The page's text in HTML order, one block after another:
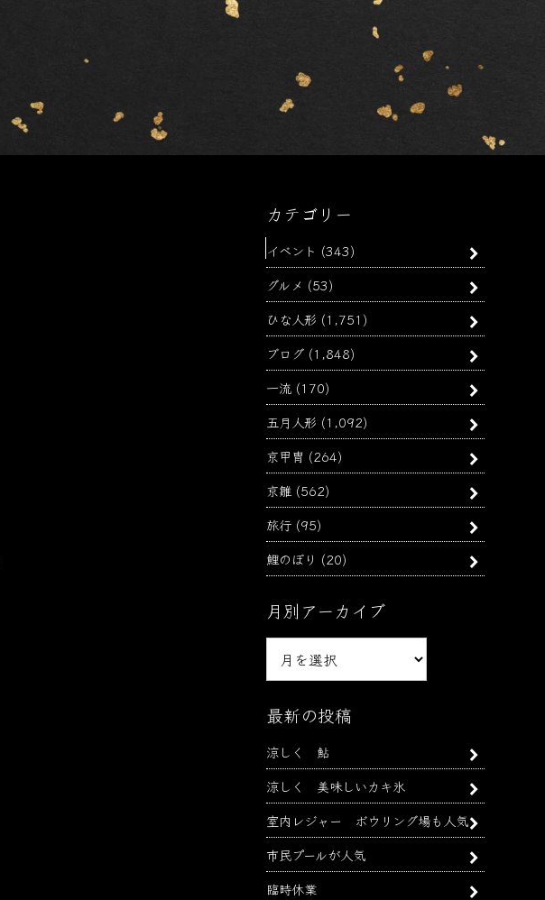
カテゴリー
イベント (343)
グルメ (53)
ひな人形 (1,751)
ブログ(1,848)
一流(170)
五月人形 (1,092)
京甲冑 (264)
京雛(562)
旅行(95)
鯉のぼり (20)
月別アーカイブ
ー
イ
ブ
最新の投稿
涼しく 鮎
涼しく 美味しいカキ氷
室内レジャー ボウリング場も人気
市民プールが人気
臨時休業